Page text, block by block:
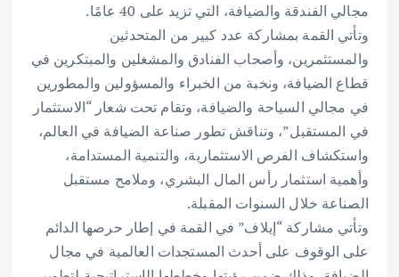
مجالي الفندقة والضيافة، التي تزيد على 40 عامًا.
وتأتي القمة بمشاركة عدد كبير من المتحدثين
والمستثمرين، وأصحاب الفنادق والمشغلين والمبتكرين في
قطاع الضيافة، ونخبة من الخبراء والمسؤولين والمطورين
في مجالي السياحة والضيافة، وتقام تحت شعار “الاستثمار
في المستقبل”، وتناقش تطور صناعة الضيافة في العالم،
واستكشاف الفرص الاستثمارية، والتنمية المستدامة،
وأهمية استثمار رأس المال البشري، وملامح مستقبل
الصناعة خلال السنوات المقبلة.
وتأتي مشاركة “إيلاف” في القمة في إطار حرصها الدائم
على الوقوف على أحدث المستجدات العالمية في مجال